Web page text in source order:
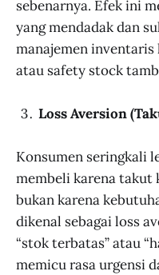
sebenarnya. Efek ini
yang mendadak dan
manajemen
atau safety stock
Loss Aversion
Konsumen seringkali
membeli karena takut
bukan karena
dikenal sebagai loss
“stok terbatas” atau
memicu rasa urgensi